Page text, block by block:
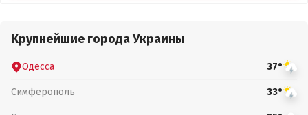
Крупнейшие города Украины
Одесса 37°
Симферополь 33°